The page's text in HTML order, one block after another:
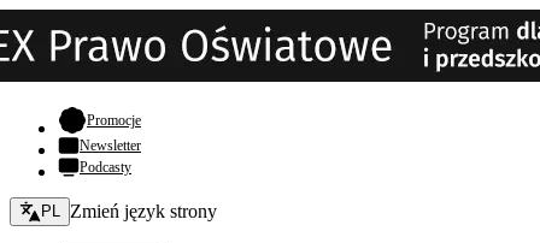
Promocje- otwiera się w nowej karcie
Newsletter
Podcasty
Zmień język - bieżący:
PL Zmień język strony